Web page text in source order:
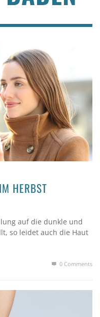
HERBST
auf die dunkle und
so leidet auch die Haut
0 Comments